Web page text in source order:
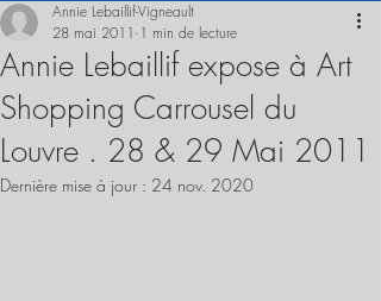
Annie Lebaillif expose à Art
Shopping Carrousel du
Louvre . 28 & 29 Mai 2011
Annie Lebaillif-Vigneault
28 mai 2011 1 min de lecture
Dernière mise à jour : 24 nov. 2020